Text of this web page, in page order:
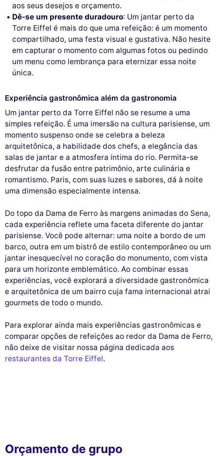
aos seus desejos e orçamento.
Dê-se um presente duradouro: Um jantar perto da
Torre Eiffel é mais do que uma refeição: é um momento
compartilhado, uma festa visual e gustativa. Não hesite
em capturar o momento com algumas fotos ou pedindo
um menu como lembrança para eternizar essa noite
única.
Experiência gastronômica além da gastronomia
Um jantar perto da Torre Eiffel não se resume a uma
simples refeição. É uma imersão na cultura parisiense, um
momento suspenso onde se celebra a beleza
arquitetônica, a habilidade dos chefs, a elegância das
salas de jantar e a atmosfera íntima do rio. Permita-se
desfrutar da fusão entre patrimônio, arte culinária e
romantismo. Paris, com suas luzes e sabores, dá à noite
uma dimensão especialmente intensa.
Do topo da Dama de Ferro às margens animadas do Sena,
cada experiência reflete uma faceta diferente do jantar
parisiense. Você pode alternar: uma noite a bordo de um
barco, outra em um bistrô de estilo contemporâneo ou um
jantar inesquecível no coração do monumento, com vista
para um horizonte emblemático. Ao combinar essas
experiências, você explorará a diversidade gastronômica
e arquitetônica de um bairro cuja fama internacional atrai
gourmets de todo o mundo.
Para explorar ainda mais experiências gastronômicas e
comparar opções de refeições ao redor da Dama de Ferro,
não deixe de visitar nossa página dedicada aos
restaurantes da Torre Eiffel.
Orçamento de grupo